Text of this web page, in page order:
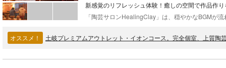
新感覚のリフレッシュ体験！癒しの空間で作品作
オススメ！